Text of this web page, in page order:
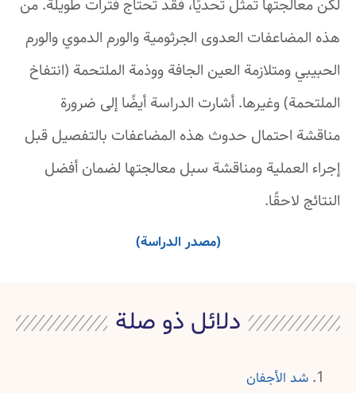
لكن معالجتها تمثل تحديًا، فقد تحتاج فترات طويلة. من
هذه المضاعفات العدوى الجرثومية والورم الدموي والورم
الحبيبي ومتلازمة العين الجافة ووذمة الملتحمة (انتفاخ
الملتحمة) وغيرها. أشارت الدراسة أيضًا إلى ضرورة
مناقشة احتمال حدوث هذه المضاعفات بالتفصيل قبل
إجراء العملية ومناقشة سبل معالجتها لضمان أفضل
النتائج لاحقًا.
(مصدر الدراسة)
دلائل ذو صلة
شد الأجفان